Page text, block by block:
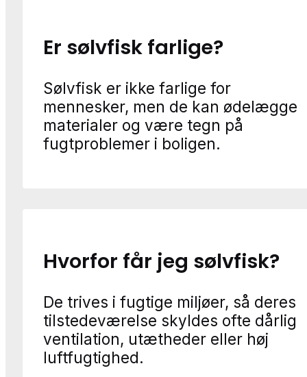
Er sølvfisk farlige?
Sølvfisk er ikke farlige for
mennesker, men de kan ødelægge
materialer og være tegn på
fugtproblemer i boligen.
Hvorfor får jeg sølvfisk?
De trives i fugtige miljøer, så deres
tilstedeværelse skyldes ofte dårlig
ventilation, utætheder eller høj
luftfugtighed.